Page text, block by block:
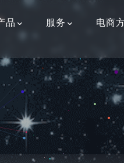
品 服务 电商